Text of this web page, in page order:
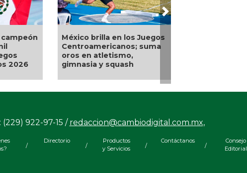
Relevo Mixto de triatlón
logra oro en los
Centroamericanos de
Santo Domingo
El Águila gana por barrida,
última serie en el Beto
Next
922-97-15 / redaccion@cambiodigital.com.mx,
/
Directorio
/
Productos
y Servicios
/
Contáctanos
/
Consejo
Editorial